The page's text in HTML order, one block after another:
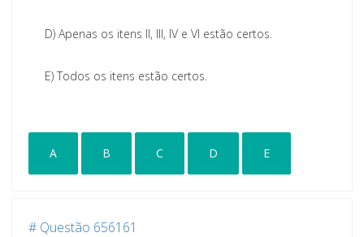
D) Apenas os itens II, III, IV e VI estão certos.
E) Todos os itens estão certos.
A B C D E
# Questão 656161